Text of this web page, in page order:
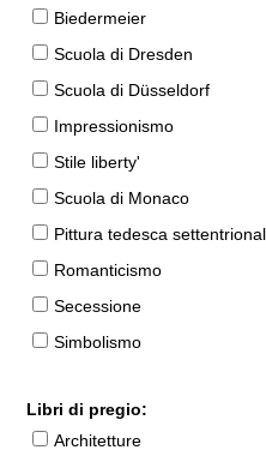
Biedermeier
Scuola di Dresden
Scuola di Düsseldorf
Impressionismo
Stile liberty'
Scuola di Monaco
Pittura tedesca
Romanticismo
Secessione
Simbolismo
Libri di pregio:
Architetture